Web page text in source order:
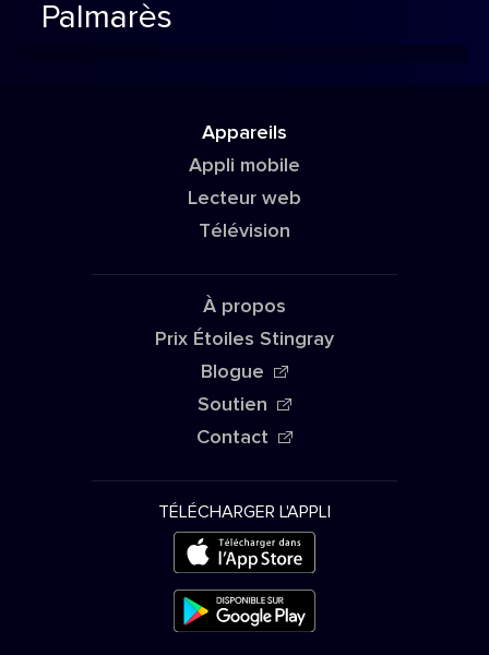
Palmarès
Appareils
Appli mobile
Lecteur web
Télévision
À propos
Prix Étoiles Stingray
Blogue
Soutien
Contact
TÉLÉCHARGER L'APPLI